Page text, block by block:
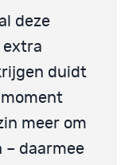
deze
extra
duidt
meer om
– daarmee